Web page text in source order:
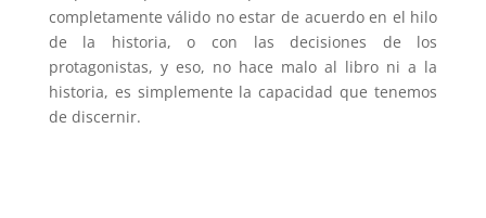
completamente válido no estar de acuerdo en el hilo
de la historia, o con las decisiones de los
protagonistas, y eso, no hace malo al libro ni a la
historia, es simplemente la capacidad que tenemos
de discernir.